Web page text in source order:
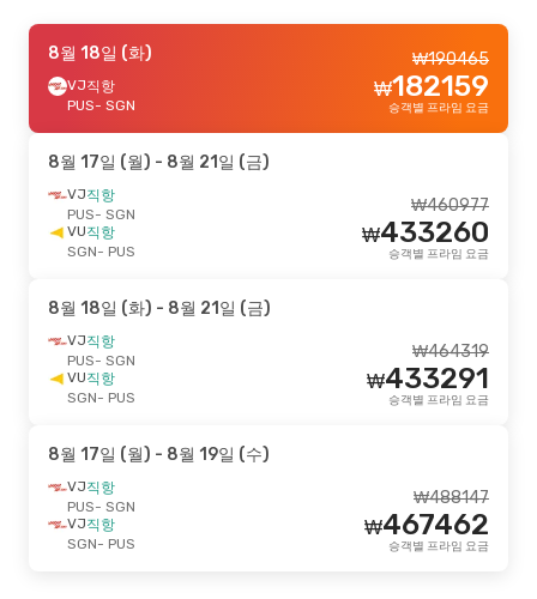
8월 18일 (화)
VJ직항
PUS- SGN
190465
₩
182159
₩
승객별 프라임 요금
8월 17일 (월) - 8월 21일 (금)
VJ직항
PUS- SGN
VU직항
SGN- PUS
460977
₩
433260
₩
승객별 프라임 요금
8월 18일 (화) - 8월 21일 (금)
VJ직항
PUS- SGN
VU직항
SGN- PUS
464319
₩
433291
₩
승객별 프라임 요금
8월 17일 (월) - 8월 19일 (수)
VJ직항
PUS- SGN
VJ직항
SGN- PUS
488147
₩
467462
₩
승객별 프라임 요금